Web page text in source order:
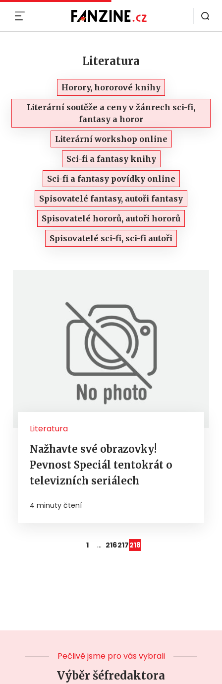
Literatura
Horory, hororové knihy
Literární soutěže a ceny v žánrech sci-fi,
fantasy a horor
Literární workshop online
Sci-fi a fantasy knihy
Sci-fi a fantasy povídky online
Spisovatelé fantasy, autoři fantasy
Spisovatelé hororů, autoři hororů
Spisovatelé sci-fi, sci-fi autoři
Literatura
Nažhavte své obrazovky!
Pevnost Speciál tentokrát o
televizních seriálech
4 minuty čtení
1 … 216217218
Pečlivě jsme pro vás vybrali
Výběr šéfredaktora